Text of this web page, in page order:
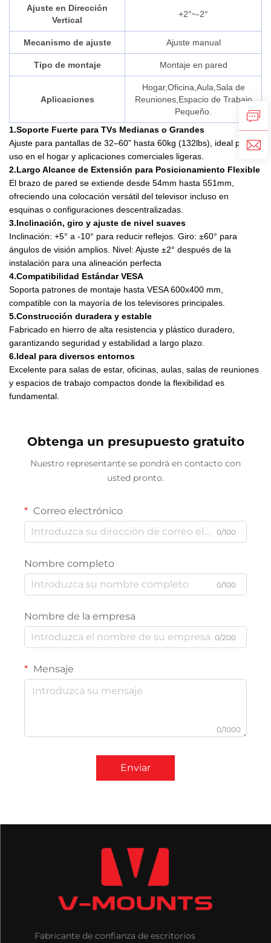
Ajuste en Dirección
Vertical
+2°~-2°
Mecanismo de ajuste Ajuste manual
Tipo de montaje Montaje en pared
Aplicaciones
Hogar,Oficina,Aula,Sala de
Reuniones,Espacio de Trabajo
Pequeño.
1.Soporte Fuerte para TVs Medianas o Grandes
Ajuste para pantallas de 32–60" hasta 60kg (132lbs), ideal para
uso en el hogar y aplicaciones comerciales ligeras.
2.Largo Alcance de Extensión para Posicionamiento Flexible
El brazo de pared se extiende desde 54mm hasta 551mm,
ofreciendo una colocación versátil del televisor incluso en
esquinas o configuraciones descentralizadas.
3.Inclinación, giro y ajuste de nivel suaves
Inclinación: +5° a -10° para reducir reflejos. Giro: ±60° para
ángulos de visión amplios. Nivel: Ajuste ±2° después de la
instalación para una alineación perfecta
4.Compatibilidad Estándar VESA
Soporta patrones de montaje hasta VESA 600x400 mm,
compatible con la mayoría de los televisores principales.
5.Construcción duradera y estable
Fabricado en hierro de alta resistencia y plástico duradero,
garantizando seguridad y estabilidad a largo plazo.
6.Ideal para diversos entornos
Excelente para salas de estar, oficinas, aulas, salas de reuniones
y espacios de trabajo compactos donde la flexibilidad es
fundamental.
Obtenga un presupuesto gratuito
Nuestro representante se pondrá en contacto con
usted pronto.
Correo electrónico
0/100
Nombre completo
0/100
Nombre de la empresa
0/200
Mensaje
0/1000
Enviar
Fabricante de confianza de escritorios